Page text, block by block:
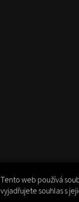
Tento web používá
vyjadřujete souhlas s